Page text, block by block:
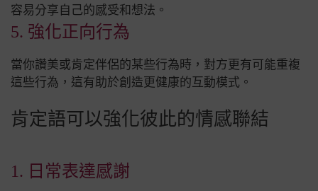
容易分享自己的感受和想法。
5. 強化正向行為
當你讚美或肯定伴侶的某些行為時，對方更有可能重複
這些行為，這有助於創造更健康的互動模式。
肯定語可以強化彼此的情感聯結
1. 日常表達感謝